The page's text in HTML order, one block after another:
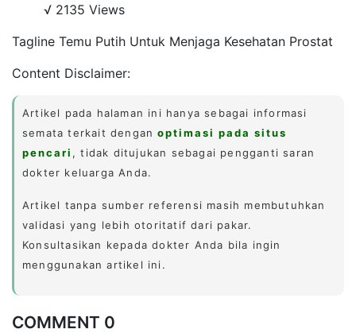
√ 2135 Views
Tagline Temu Putih Untuk Menjaga Kesehatan Prostat
Content Disclaimer:
Artikel pada halaman ini hanya sebagai informasi
semata terkait denganoptimasi pada situs
pencari , tidak ditujukan sebagai pengganti saran
dokter keluarga Anda.
Artikel tanpa sumber referensi masih membutuhkan
validasi yang lebih otoritatif dari pakar.
Konsultasikan kepada dokter Anda bila ingin
menggunakan artikel ini.
COMMENT 0